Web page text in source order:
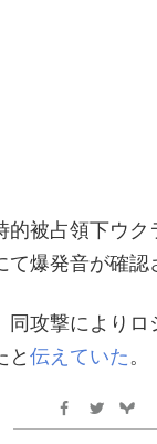
的被占領下ウ
て爆発音が確認
攻撃により
と 伝えていた 。